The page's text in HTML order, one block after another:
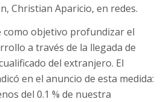
Christian Aparicio, en redes.
como objetivo profundizar el
a través de la llegada de
del extranjero. El
en el anuncio de esta medida:
del 0.1 % de nuestra